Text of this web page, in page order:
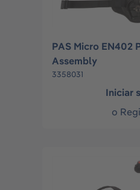
PAS Micro EN402
Assembly
3358031
Iniciar
o